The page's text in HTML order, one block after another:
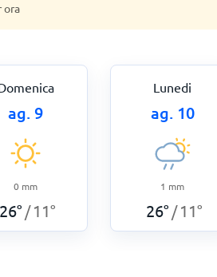
ora
ag. 9
0 mm
26° / 11°
Lunedi
ag. 10
1 mm
26° / 11°